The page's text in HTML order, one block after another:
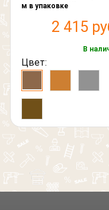
м в упаковке
2 415
В
Цвет:
Обратный
Согласен на
Выберите
изображен
Ваше сообщение
Согласен на
Выберите картинку
изображен
Выберите файл,
Согласен на
Выберите
изображен
Что вам
Забор
Кровля
Фасад
Другое